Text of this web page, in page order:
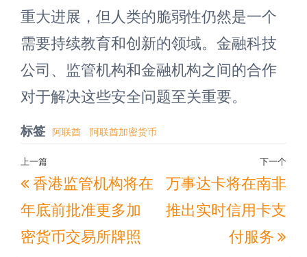
重大进展，但人类的脆弱性仍然是一个
需要持续教育和创新的领域。金融科技
公司、监管机构和金融机构之间的合作
对于解决这些安全问题至关重要。
标签 阿联酋 阿联酋加密货币
文
章
导
航
上
一
篇
文
上一篇
香港监管机构将在
年底前批准更多加
密货币交易所牌照
下
下一个
万事达卡将在南非
推出实时信用卡支
付服务